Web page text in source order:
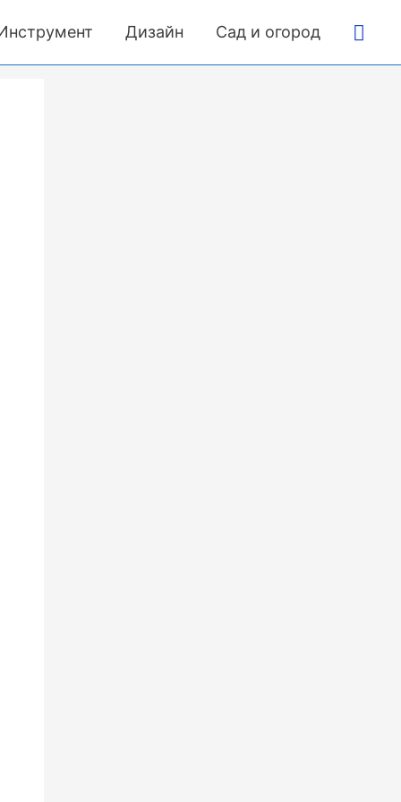
Дизайн Сад и огород